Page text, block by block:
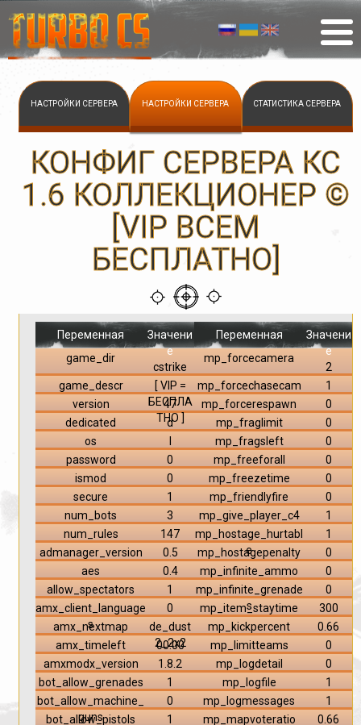
НАСТРОЙКИ СЕРВЕРА НАСТРОЙКИ СЕРВЕРА СТАТИСТИКА СЕРВЕРА
КОНФИГ СЕРВЕРА КС
1.6 КОЛЛЕКЦИОНЕР ©
[VIP ВСЕМ
БЕСПЛАТНО]
Переменная
Значени
е
game_dir
cstrike
game_descr
[ VIP =
БЕСПЛА
ТНО ]
version
47
dedicated
d
os
password
0
ismod
0
secure
1
num_bots
3
num_rules
147
admanager_version
0.5
aes
0.4
allow_spectators
1
amx_client_language
s
0
amx_nextmap
de_dust
2_2x2
amx_timeleft
00:00
amxmodx_version
1.8.2
bot_allow_grenades
1
bot_allow_machine_
guns
0
bot_allow_pistols
1
Переменная
Значени
е
mp_forcecamera
2
mp_forcechasecam
1
mp_forcerespawn
0
mp_fraglimit
0
mp_fragsleft
0
mp_freeforall
0
mp_freezetime
0
mp_friendlyfire
0
mp_give_player_c4
1
mp_hostage_hurtabl
e
1
mp_hostagepenalty
0
mp_infinite_ammo
0
mp_infinite_grenade
s
0
mp_item_staytime
300
mp_kickpercent
0.66
mp_limitteams
0
mp_logdetail
0
mp_logfile
1
mp_logmessages
1
mp_mapvoteratio
0.66